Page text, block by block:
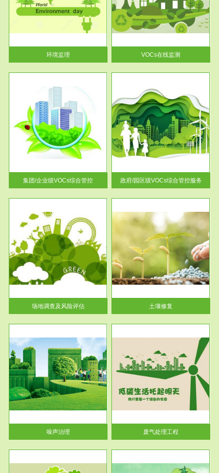
环境监理
VOCs在线监测
根据《重点区域大气污染防
治“十二五”规划》有机废气净化
率达...
VOCs在线监测
集团/企业级VOCs综合管控
服务范围
政府/园区级VOCs综合管控服务
根据《石化行业挥发性有机物综
合整治方案》文件要求，到2017
年，全...
政府/园区级VOCs综合管控服务
场地调查及风险评估
服务范围
土壤修复
土壤修复
噪声治理
服务范围
废气处理工程
废气处理工程